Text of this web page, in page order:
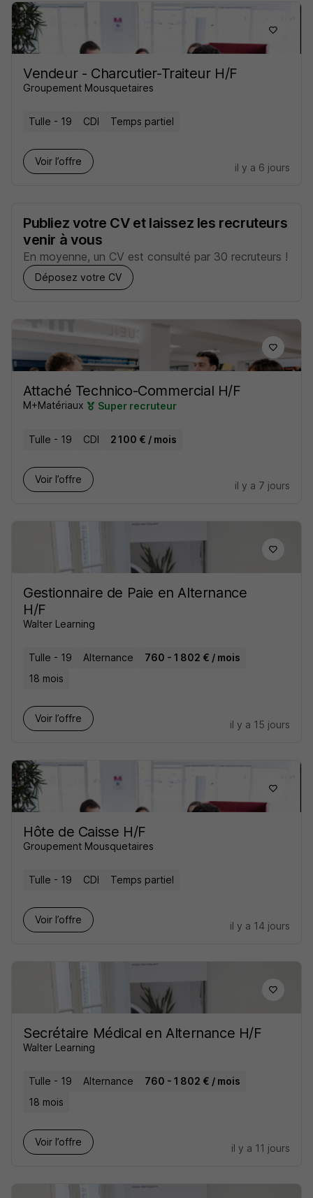
Vendeur - Charcutier-Traiteur H/F
Groupement Mousquetaires
Tulle - 19 CDI Temps partiel
Voir l’offre
il y a 6 jours
Publiez votre CV et laissez les recruteurs
venir à vous
En moyenne, un CV est consulté par 30 recruteurs !
Déposez votre CV
Attaché Technico-Commercial H/F
M+Matériaux Super recruteur
Tulle - 19 CDI 2 100 € / mois
Voir l’offre
il y a 7 jours
Gestionnaire de Paie en Alternance
H/F
Walter Learning
Tulle - 19 Alternance
760 - 1 802 € / mois
18 mois
Voir l’offre
il y a 15 jours
Hôte de Caisse H/F
Groupement Mousquetaires
Tulle - 19 CDI Temps partiel
Voir l’offre
il y a 14 jours
Secrétaire Médical en Alternance H/F
Walter Learning
Tulle - 19 Alternance
760 - 1 802 € / mois
18 mois
Voir l’offre
il y a 11 jours